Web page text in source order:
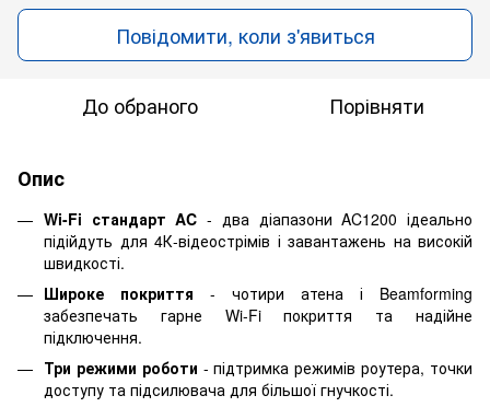
Повідомити, коли з'явиться
До обраного Порівняти
Опис
Wi-Fi стандарт AC - два діапазони AC1200 ідеально
підійдуть для 4К-відеострімів і завантажень на високій
швидкості.
Широке покриття - чотири атена і Beamforming
забезпечать гарне Wi-Fi покриття та надійне
підключення.
Три режими роботи - підтримка режимів роутера, точки
доступу та підсилювача для більшої гнучкості.